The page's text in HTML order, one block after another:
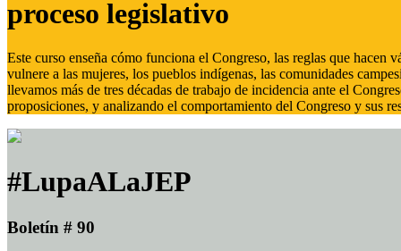
proceso legislativo
Este curso enseña cómo funciona el Congreso, las reglas que
vulnere a las mujeres, los pueblos indígenas, las comunidades
llevamos más de tres décadas de trabajo de incidencia ante el
proposiciones, y analizando el comportamiento del Congreso y sus
#LupaALaJEP
Boletín # 90